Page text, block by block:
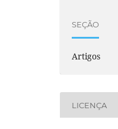
SEÇÃO
Artigos
LICENÇA